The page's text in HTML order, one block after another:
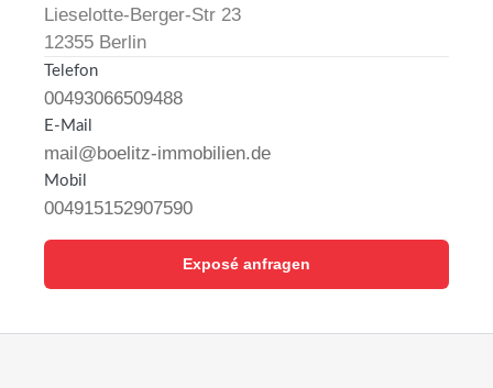
Lieselotte-Berger-Str 23
12355 Berlin
Telefon
00493066509488
E-Mail
mail@boelitz-immobilien.de
Mobil
004915152907590
Exposé anfragen